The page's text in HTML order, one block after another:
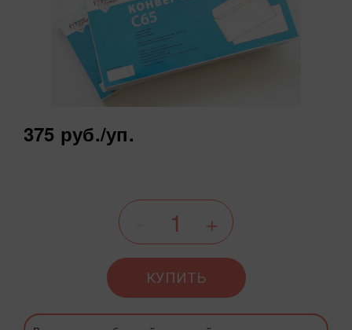
375 руб./уп.
КУПИТЬ